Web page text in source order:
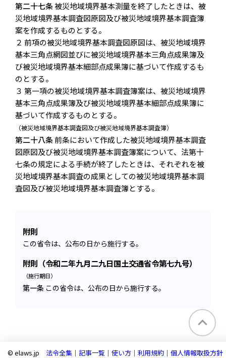
第二十七条被災地域境界基本測量を終了したときは、被
災地域境界基本調査図原図及び被災地域境界基本調査簿
案を作成するものとする。
２ 前項の被災地域境界基本調査図原図は、被災地域境界
基本三角点網図並びに被災地域境界基本三角点成果簿及
び被災地域境界基本細部点成果簿に基づいて作成するも
のとする。
３ 第一項の被災地域境界基本調査簿案は、被災地域境界
基本三角点成果簿及び被災地域境界基本細部点成果簿に
基づいて作成するものとする。
（被災地域境界基本調査図及び被災地域境界基本調査簿）
第二十八条前条において作成した被災地域境界基本調査
図原図及び被災地域境界基本調査簿案について、法第十
七条の規定による手続が終了したときは、それぞれを被
災地域境界基本調査の成果としての被災地域境界基本調
査図及び被災地域境界基本調査簿とする。
附則
この省令は、公布の日から施行する。
附則（令和二年九月二九日国土交通省令第七九号）
（施行期日）
第一条 この省令は、公布の日から施行する。
© elaws.jp 法令全集 ｜ 記事一覧 ｜ 使い方 ｜ 利用規約 ｜ 個人情報取扱方針